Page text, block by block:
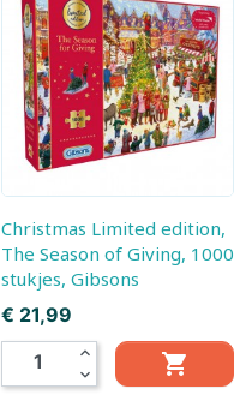
Christmas Limited edition,
The Season of Giving, 1000
stukjes, Gibsons
Prijs
€ 21,99
expand_less
expand_more
